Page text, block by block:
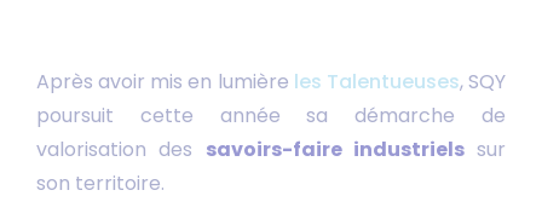
Après avoir mis en lumière les Talentueuses, SQY
poursuit cette année sa démarche de
valorisation des savoirs-faire industrielssur
son territoire.